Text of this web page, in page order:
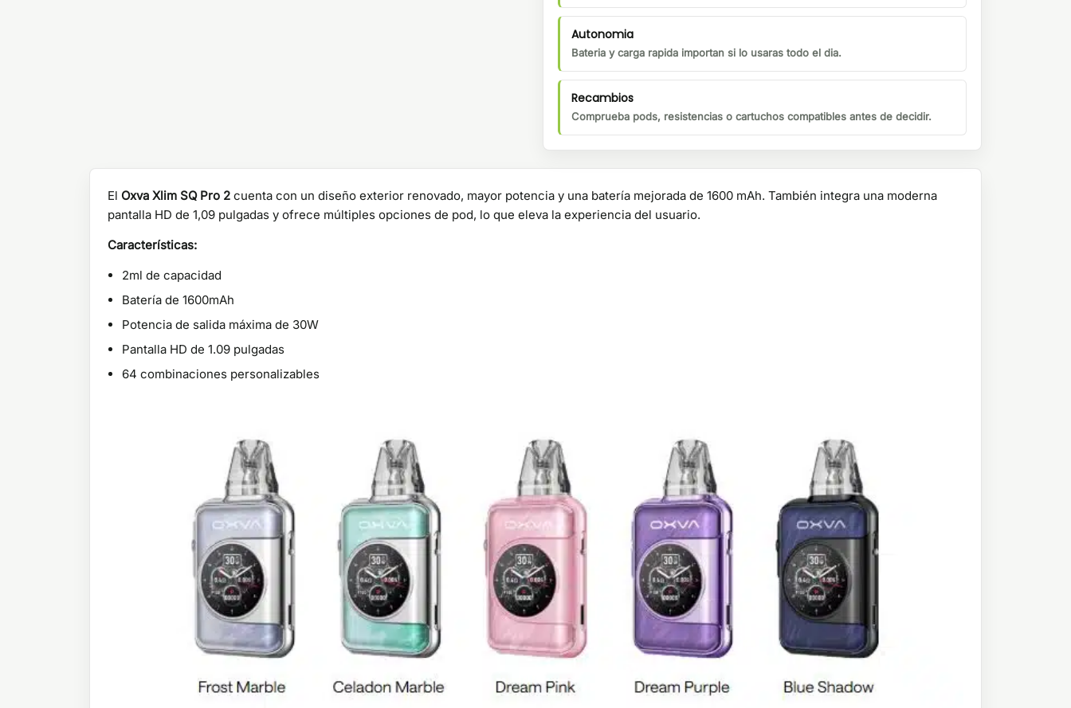
Autonomia
Bateria y carga rapida importan si lo usaras todo el dia.
Recambios
Comprueba pods, resistencias o cartuchos compatibles antes de decidir.
El Oxva Xlim SQ Pro 2 cuenta con un diseño exterior renovado, mayor potencia y una batería mejorada de 1600 mAh. También integra una moderna
pantalla HD de 1,09 pulgadas y ofrece múltiples opciones de pod, lo que eleva la experiencia del usuario.
Características:
2ml de capacidad
Batería de 1600mAh
Potencia de salida máxima de 30W
Pantalla HD de 1.09 pulgadas
64 combinaciones personalizables